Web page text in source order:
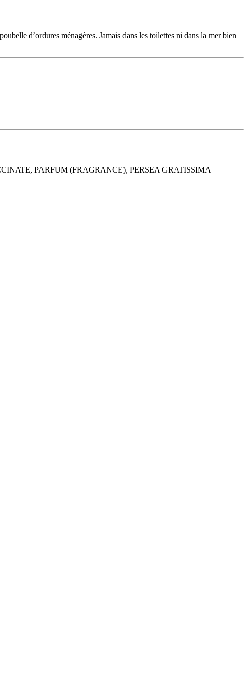
d’ordures ménagères. Jamais dans les toilettes ni dans la mer bien
PARFUM (FRAGRANCE), PERSEA GRATISSIMA